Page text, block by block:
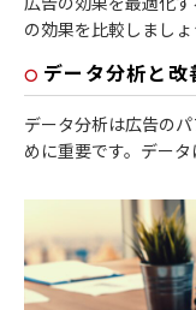
の効果を比較しましょ
データ分析と改
データ分析は広告の
めに重要です。データ